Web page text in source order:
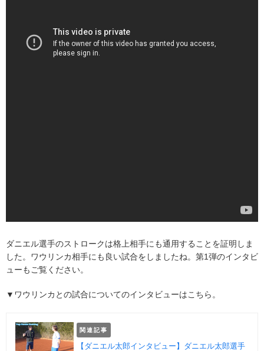
ダニエル選手のストロークは格上相手にも通用することを証明しま
した。ワウリンカ相手にも良い試合をしましたね。第1弾のインタビ
ューもご覧ください。
▼ワウリンカとの試合についてのインタビューはこちら。
関連記事
【ダニエル太郎インタビュー】ダニエル太郎選手